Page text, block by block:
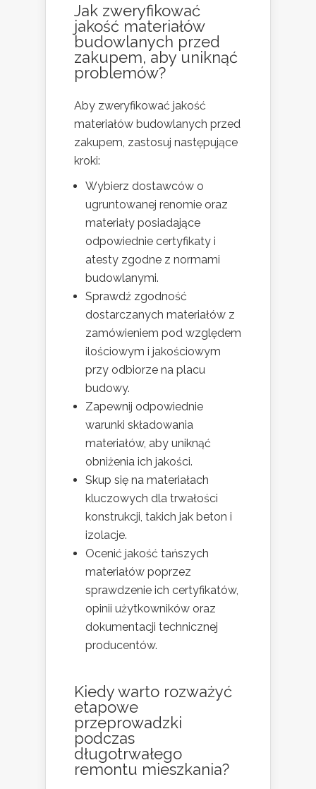
Jak zweryfikować
jakość materiałów
budowlanych przed
zakupem, aby uniknąć
problemów?
Aby zweryfikować jakość
materiałów budowlanych przed
zakupem, zastosuj następujące
kroki:
Wybierz dostawców o
ugruntowanej renomie oraz
materiały posiadające
odpowiednie certyfikaty i
atesty zgodne z normami
budowlanymi.
Sprawdź zgodność
dostarczanych materiałów z
zamówieniem pod względem
ilościowym i jakościowym
przy odbiorze na placu
budowy.
Zapewnij odpowiednie
warunki składowania
materiałów, aby uniknąć
obniżenia ich jakości.
Skup się na materiałach
kluczowych dla trwałości
konstrukcji, takich jak beton i
izolacje.
Ocenić jakość tańszych
materiałów poprzez
sprawdzenie ich certyfikatów,
opinii użytkowników oraz
dokumentacji technicznej
producentów.
Kiedy warto rozważyć
etapowe
przeprowadzki
podczas
długotrwałego
remontu mieszkania?